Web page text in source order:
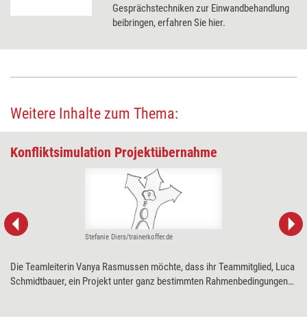
Gesprächstechniken zur Einwandbehandlung
beibringen, erfahren Sie hier.
Weitere Inhalte zum Thema:
Konfliktsimulation Projektübernahme
Stefanie Diers/trainerkoffer.de
Die Teamleiterin Vanya Rasmussen möchte, dass ihr Teammitglied, Luca
Schmidtbauer, ein Projekt unter ganz bestimmten Rahmenbedingungen